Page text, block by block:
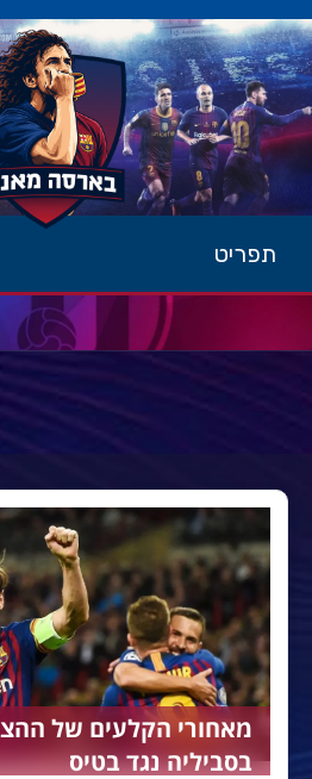
תפריט
מאחורי הקלעים של
בסביליה נגד בטיס